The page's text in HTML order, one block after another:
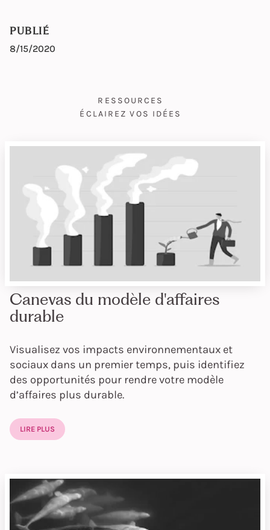
PUBLIÉ
8/15/2020
RESSOURCES
ÉCLAIREZ VOS IDÉES
Canevas du modèle d'affaires
durable
Visualisez vos impacts environnementaux et
sociaux dans un premier temps, puis identifiez
des opportunités pour rendre votre modèle
d’affaires plus durable.
LIRE PLUS